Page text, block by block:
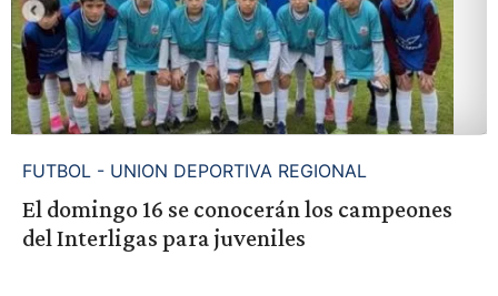
FUTBOL - UNION DEPORTIVA REGIONAL
El domingo 16 se conocerán los campeones
del Interligas para juveniles